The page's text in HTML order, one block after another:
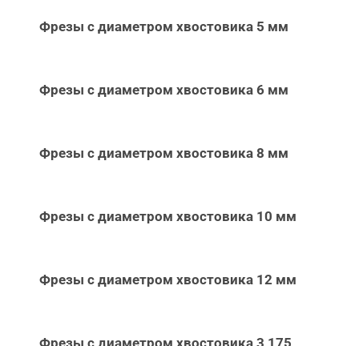
Фрезы с диаметром хвостовика 5 мм
Фрезы с диаметром хвостовика 6 мм
Фрезы с диаметром хвостовика 8 мм
Фрезы с диаметром хвостовика 10 мм
Фрезы с диаметром хвостовика 12 мм